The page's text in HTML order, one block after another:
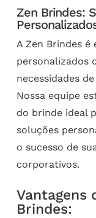
Zen Brindes:
A Zen Brindes
personalizados
necessidades
Nossa equipe
do brinde ideal
soluções
o sucesso de
corporativos.
Vantagens
Brindes: